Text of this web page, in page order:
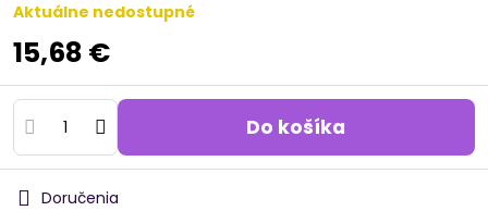
Aktuálne nedostupné
15,68 €
Do košíka
Doručenia